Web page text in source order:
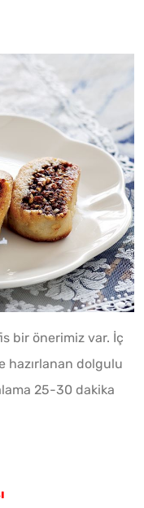
bir önerimiz var. İç
hazırlanan dolgulu
25-30 dakika